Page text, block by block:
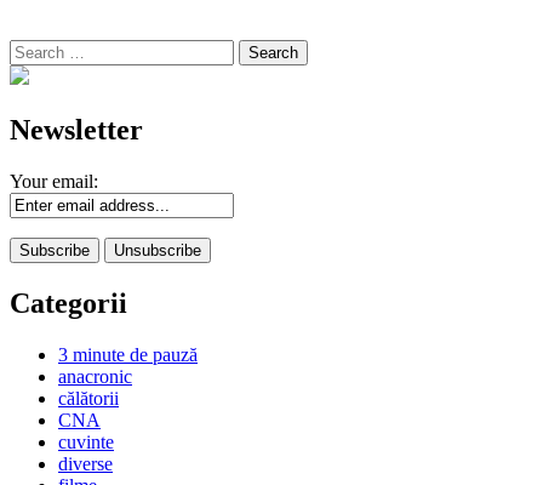
Search
for:
Newsletter
Your email:
Categorii
3 minute de pauză
anacronic
călătorii
CNA
cuvinte
diverse